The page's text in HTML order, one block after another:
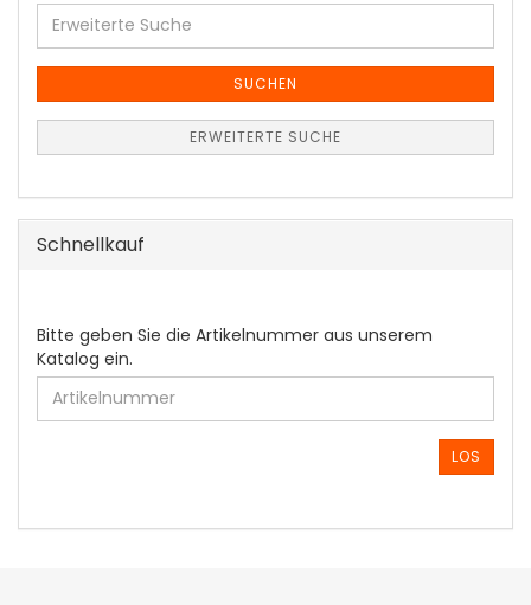
Erweiterte
Suche
SUCHEN
ERWEITERTE SUCHE
Schnellkauf
BITTE
GEBEN
SIE
DIE
ARTIKELNUMMER
EIN.
Bitte geben Sie die Artikelnummer aus unserem
Katalog ein.
LOS